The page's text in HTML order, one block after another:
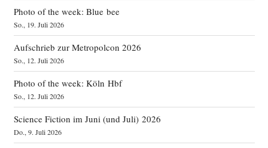
Photo of the week: Blue bee
So., 19. Juli 2026
Aufschrieb zur Metropolcon 2026
So., 12. Juli 2026
Photo of the week: Köln Hbf
So., 12. Juli 2026
Science Fiction im Juni (und Juli) 2026
Do., 9. Juli 2026